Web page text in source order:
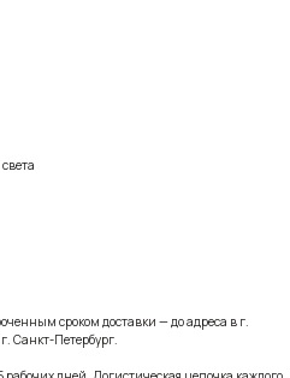
сроком доставки — до адреса в г.
Санкт-Петербург.